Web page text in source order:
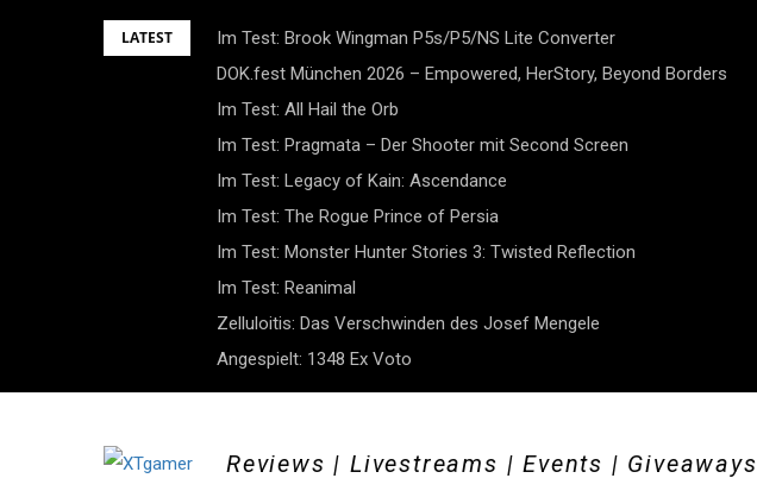
LATEST
Im Test: Brook Wingman P5s/P5/NS Lite Converter
DOK.fest München 2026 – Empowered, HerStory, Beyond Borders
Im Test: All Hail the Orb
Im Test: Pragmata – Der Shooter mit Second Screen
Im Test: Legacy of Kain: Ascendance
Im Test: The Rogue Prince of Persia
Im Test: Monster Hunter Stories 3: Twisted Reflection
Im Test: Reanimal
Zelluloitis: Das Verschwinden des Josef Mengele
Angespielt: 1348 Ex Voto
Reviews | Livestreams | Events | Giveaways